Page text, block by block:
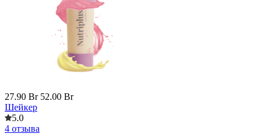
27.90 Br 52.00 Br
Шейкер
5.0
4 отзыва